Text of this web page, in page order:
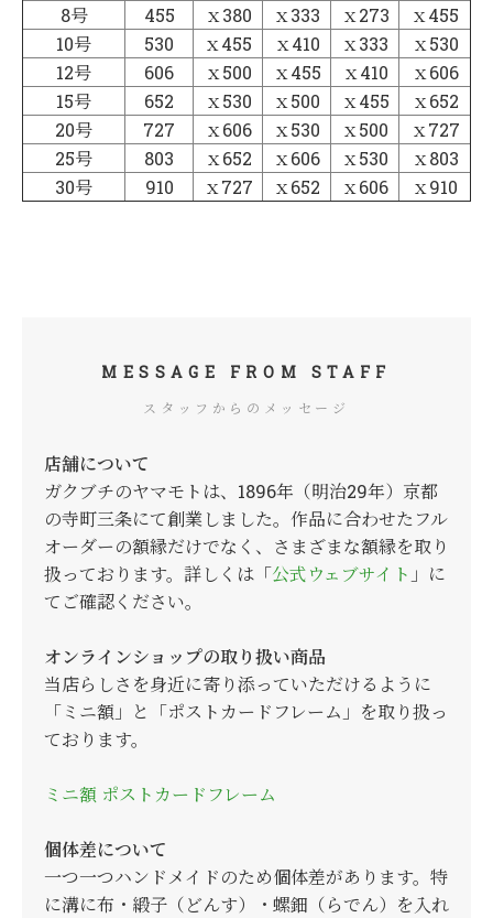
8号
455 ｘ380 ｘ333 ｘ273
ｘ455
10号
530 ｘ455 ｘ410 ｘ333
ｘ530
12号
606 ｘ500 ｘ455 ｘ410
ｘ606
15号
652 ｘ530 ｘ500 ｘ455
ｘ652
20号
727 ｘ606 ｘ530 ｘ500
ｘ727
25号
803 ｘ652 ｘ606 ｘ530
ｘ803
30号
910 ｘ727 ｘ652 ｘ606 ｘ910
MESSAGE FROM STAFF
スタッフからのメッセージ
店舗について
ガクブチのヤマモトは、1896年（明治29年）京都
の寺町三条にて創業しました。作品に合わせたフル
オーダーの額縁だけでなく、さまざまな額縁を取り
扱っております。詳しくは「公式ウェブサイト 」に
てご確認ください。
オンラインショップの取り扱い商品
当店らしさを身近に寄り添っていただけるように
「ミニ額」と「ポストカードフレーム」を取り扱っ
ております。
ミニ額 ポストカードフレーム
個体差について
一つ一つハンドメイドのため個体差があります。特
に溝に布・緞子（どんす）・螺鈿（らでん）を入れ